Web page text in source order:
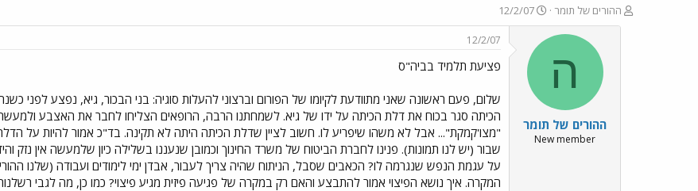
פ
ו
ההורים של תומר
פ
ו
ס
ת
ר
12/2/07
ה
ההורים של תומר
New member
12/2/07
פציעת תלמיד בביה"ס
שלום, פעם ראשונה שאני מתוודעת לקיומו של הפורום וברצוני להעלות סוגיה: בני הבכור, גיא, נפצע לפני
הכיתה סגר בכוח את דלת הכיתה על ידו של גיא. לשמחתנו הרבה, הרופאים הצליחו לחבר את האצבע
"מצו'קמקת"... אבל לא משהו שיפריע לו. חשוב לציין שדלת הכיתה היתה לא תקינה. בד"כ אמור להיות על
שבור (יש לנו תמונות). פנינו לחברת הביטוח של משרד החינוך וכמובן שנעננו בשלילה כיון שלמעשה אין
על עגמת הנפש שנגרמה לו? הכאבים שסבל, הניתוח שהיה צריך לעבור, אבדן ימי לימודים ועבודה (שלנו
המקרה. איך נושא הפיצוי אמור להתבצע והאם רק במקרה של פגיעה פיזית מגיע פיצוי? כמו כן, מה לגבי